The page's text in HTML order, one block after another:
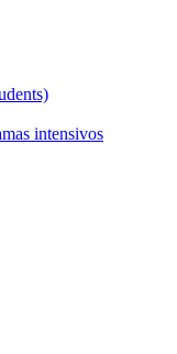
intensivos